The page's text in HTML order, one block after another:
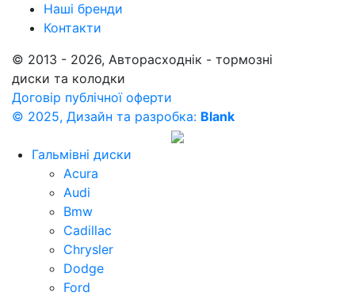
Наші бренди
Контакти
© 2013 - 2026, Авторасходнік - тормозні
диски та колодки
Договір публічної оферти
© 2025, Дизайн та разробка: Blank
Гальмівні диски
Acura
Audi
Bmw
Cadillac
Chrysler
Dodge
Ford